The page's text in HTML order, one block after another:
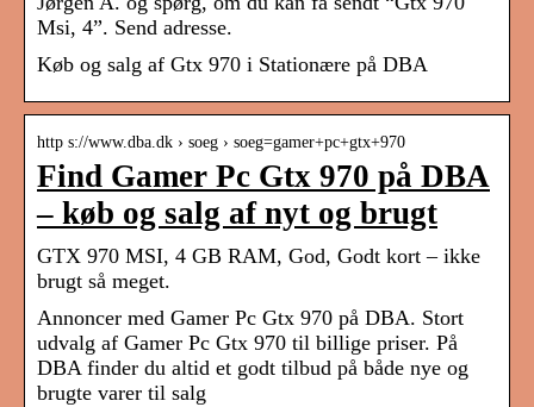
Msi, 4”. Send adresse.
Køb og salg af Gtx 970 i Stationære på DBA
http s://www.dba.dk › soeg › soeg=gamer+pc+gtx+970
Find Gamer Pc Gtx 970 på DBA
– køb og salg af nyt og brugt
GTX 970 MSI, 4 GB RAM, God, Godt kort – ikke
brugt så meget.
Annoncer med Gamer Pc Gtx 970 på DBA. Stort
udvalg af Gamer Pc Gtx 970 til billige priser. På
DBA finder du altid et godt tilbud på både nye og
brugte varer til salg